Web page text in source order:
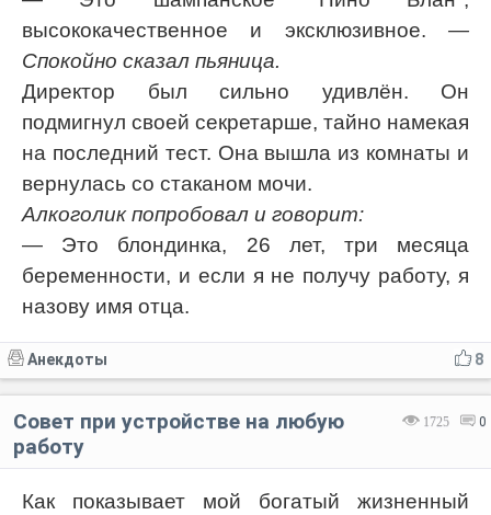
высококачественное и эксклюзивное. —
Спокойно сказал пьяница.
Директор был сильно удивлён. Он
подмигнул своей секретарше, тайно намекая
на последний тест. Она вышла из комнаты и
вернулась со стаканом мочи.
Алкоголик попробовал и говорит:
— Это блондинка, 26 лет, три месяца
беременности, и если я не получу работу, я
назову имя отца.
8
Анекдоты
1725 0
Совет при устройстве на любую
работу
Как показывает мой богатый жизненный